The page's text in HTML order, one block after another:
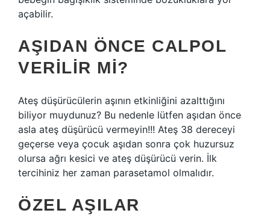
açabilir.
AŞIDAN ÖNCE CALPOL
VERILIR MI?
Ateş düşürücülerin aşının etkinliğini azalttığını
biliyor muydunuz? Bu nedenle lütfen aşıdan önce
asla ateş düşürücü vermeyin!!! Ateş 38 dereceyi
geçerse veya çocuk aşıdan sonra çok huzursuz
olursa ağrı kesici ve ateş düşürücü verin. İlk
tercihiniz her zaman parasetamol olmalıdır.
ÖZEL AŞILAR